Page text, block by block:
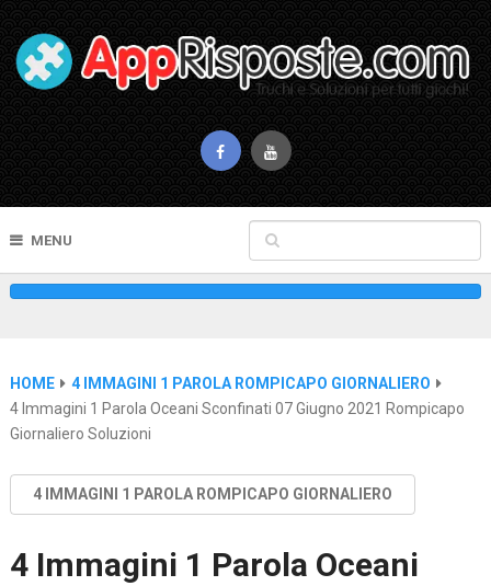
MENU
HOME
4 IMMAGINI 1 PAROLA ROMPICAPO GIORNALIERO
4 Immagini 1 Parola Oceani Sconfinati 07 Giugno 2021 Rompicapo
Giornaliero Soluzioni
4 IMMAGINI 1 PAROLA ROMPICAPO GIORNALIERO
4 Immagini 1 Parola Oceani